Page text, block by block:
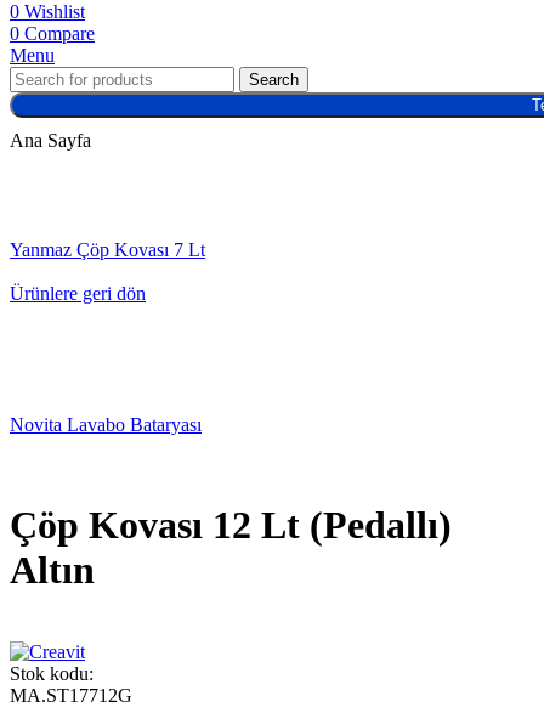
0 Wishlist
0 Compare
Menu
Search
Ana Sayfa
Yanmaz Çöp Kovası 7 Lt
Ürünlere geri dön
Novita Lavabo Bataryası
Çöp Kovası 12 Lt (Pedallı)
Altın
Stok kodu:
MA.ST17712G